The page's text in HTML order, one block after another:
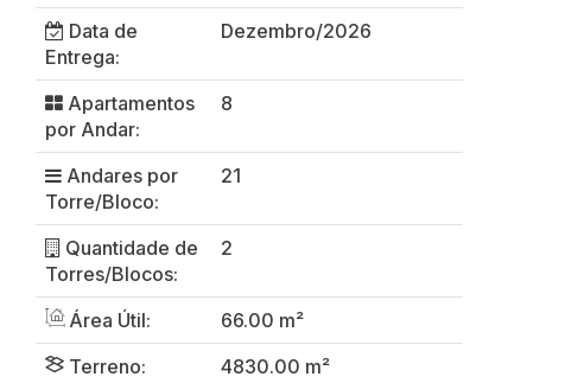
Data de
Entrega:
Dezembro/2026
Apartamentos
por Andar:
8
Andares por
Torre/Bloco:
21
Quantidade de
Torres/Blocos:
2
Área Útil:
66.00 m²
Terreno:
4830.00 m²